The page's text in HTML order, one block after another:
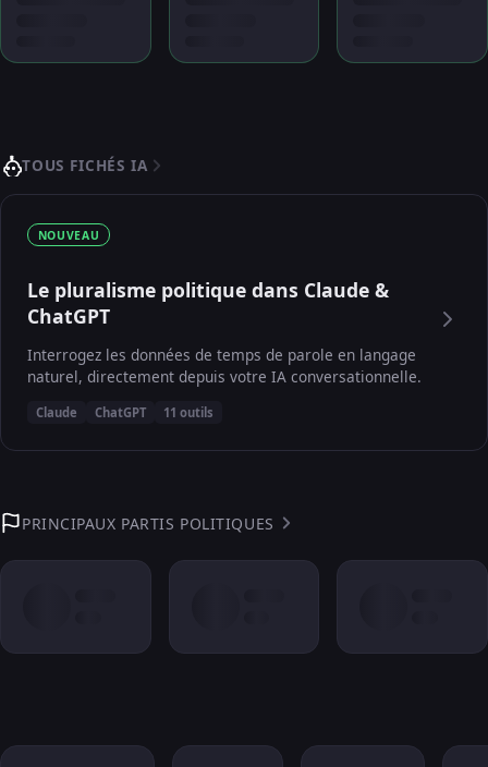
TOUS FICHÉS IA
NOUVEAU
Le pluralisme politique dans Claude &
ChatGPT
Interrogez les données de temps de parole en langage
naturel, directement depuis votre IA conversationnelle.
Claude ChatGPT 11 outils
PRINCIPAUX PARTIS POLITIQUES